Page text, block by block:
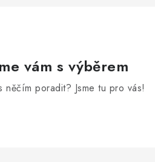
vám s výběrem
něčím poradit? Jsme tu pro vás!